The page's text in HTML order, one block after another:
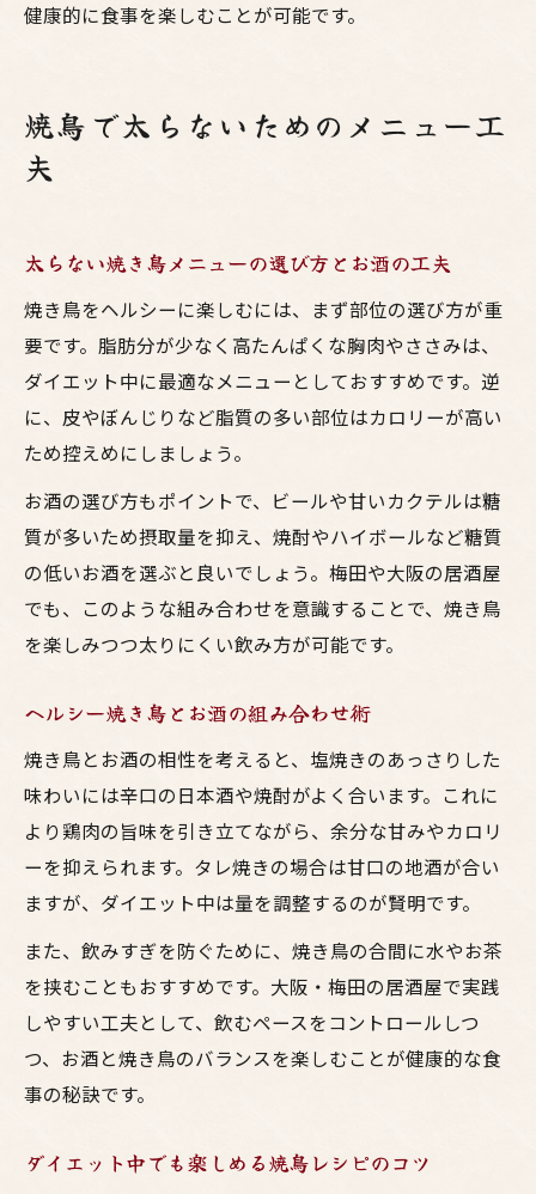
健康的に食事を楽しむことが可能です。
焼鳥で太らないためのメニュー工
夫
太らない焼き鳥メニューの選び方とお酒の工夫
焼き鳥をヘルシーに楽しむには、まず部位の選び方が重
要です。脂肪分が少なく高たんぱくな胸肉やささみは、
ダイエット中に最適なメニューとしておすすめです。逆
に、皮やぼんじりなど脂質の多い部位はカロリーが高い
ため控えめにしましょう。
お酒の選び方もポイントで、ビールや甘いカクテルは糖
質が多いため摂取量を抑え、焼酎やハイボールなど糖質
の低いお酒を選ぶと良いでしょう。梅田や大阪の居酒屋
でも、このような組み合わせを意識することで、焼き鳥
を楽しみつつ太りにくい飲み方が可能です。
ヘルシー焼き鳥とお酒の組み合わせ術
焼き鳥とお酒の相性を考えると、塩焼きのあっさりした
味わいには辛口の日本酒や焼酎がよく合います。これに
より鶏肉の旨味を引き立てながら、余分な甘みやカロリ
ーを抑えられます。タレ焼きの場合は甘口の地酒が合い
ますが、ダイエット中は量を調整するのが賢明です。
また、飲みすぎを防ぐために、焼き鳥の合間に水やお茶
を挟むこともおすすめです。大阪・梅田の居酒屋で実践
しやすい工夫として、飲むペースをコントロールしつ
つ、お酒と焼き鳥のバランスを楽しむことが健康的な食
事の秘訣です。
ダイエット中でも楽しめる焼鳥レシピのコツ